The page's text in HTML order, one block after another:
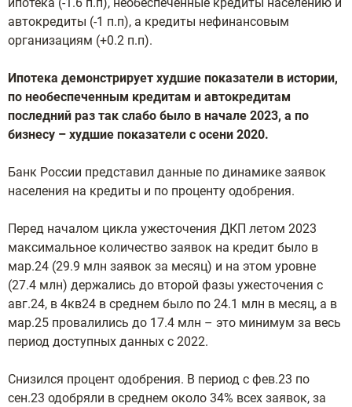
ипотека (-1.6 п.п), необеспеченные кредиты населению и
автокредиты (-1 п.п), а кредиты нефинансовым
организациям (+0.2 п.п).
Ипотека демонстрирует худшие показатели в истории,
по необеспеченным кредитам и автокредитам
последний раз так слабо было в начале 2023, а по
бизнесу – худшие показатели с осени 2020.
Банк России представил данные по динамике заявок
населения на кредиты и по проценту одобрения.
Перед началом цикла ужесточения ДКП летом 2023
максимальное количество заявок на кредит было в
мар.24 (29.9 млн заявок за месяц) и на этом уровне
(27.4 млн) держались до второй фазы ужесточения с
авг.24, в 4кв24 в среднем было по 24.1 млн в месяц, а в
мар.25 провалились до 17.4 млн – это минимум за весь
период доступных данных с 2022.
Снизился процент одобрения. В период с фев.23 по
сен.23 одобряли в среднем около 34% всех заявок, за